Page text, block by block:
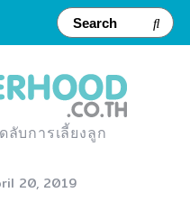
ลับการเลี้ยงลูก
20, 2019